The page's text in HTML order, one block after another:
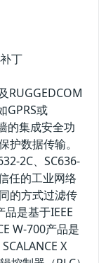
丁
RUGGEDCOM
GPRS或
的集成安全功
护数据传输。
2C、SC636-
任的工业网络
的方式过滤传
品是基于IEEE
W-700产品是
X